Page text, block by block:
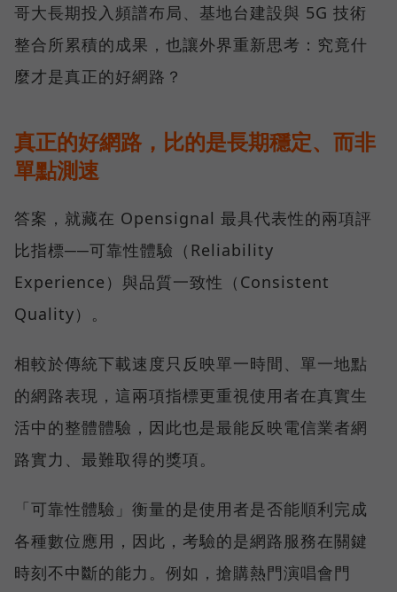
哥大長期投入頻譜布局、基地台建設與 5G 技術
整合所累積的成果，也讓外界重新思考：究竟什
麼才是真正的好網路？
真正的好網路，比的是長期穩定、而非
單點測速
答案，就藏在 Opensignal 最具代表性的兩項評
比指標──可靠性體驗（Reliability
Experience）與品質一致性（Consistent
Quality）。
相較於傳統下載速度只反映單一時間、單一地點
的網路表現，這兩項指標更重視使用者在真實生
活中的整體體驗，因此也是最能反映電信業者網
路實力、最難取得的獎項。
「可靠性體驗」衡量的是使用者是否能順利完成
各種數位應用，因此，考驗的是網路服務在關鍵
時刻不中斷的能力。例如，搶購熱門演唱會門